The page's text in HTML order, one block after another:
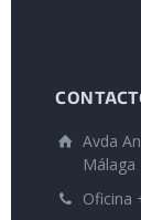
Avda
Málaga
Oficina